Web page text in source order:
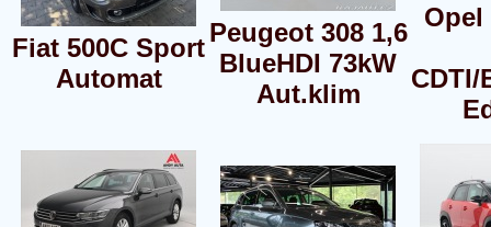
Fiat 500C Sport
Automat
Peugeot 308 1,6
BlueHDI 73kW
Aut.klim
CDTI/